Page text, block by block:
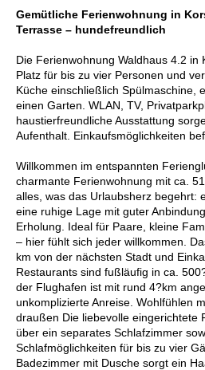
Gemütliche Ferienwohnung in
Terrasse – hundefreundlich
Die Ferienwohnung Waldhaus 4.2 in
Platz für bis zu vier Personen und
Küche einschließlich Spülmaschine,
einen Garten. WLAN, TV,
haustierfreundliche Ausstattung
Aufenthalt. Einkaufsmöglichkeiten
Willkommen im entspannten
charmante Ferienwohnung mit ca.
alles, was das Urlaubsherz begehrt:
eine ruhige Lage mit guter
Erholung. Ideal für Paare, kleine
– hier fühlt sich jeder willkommen.
km von der nächsten Stadt und
Restaurants sind fußläufig in ca.
der Flughafen ist mit rund 4?km
unkomplizierte Anreise. Wohlfühlen
draußen Die liebevolle eingerichtete
über ein separates Schlafzimmer
Schlafmöglichkeiten für bis zu vier
Badezimmer mit Dusche sorgt ein